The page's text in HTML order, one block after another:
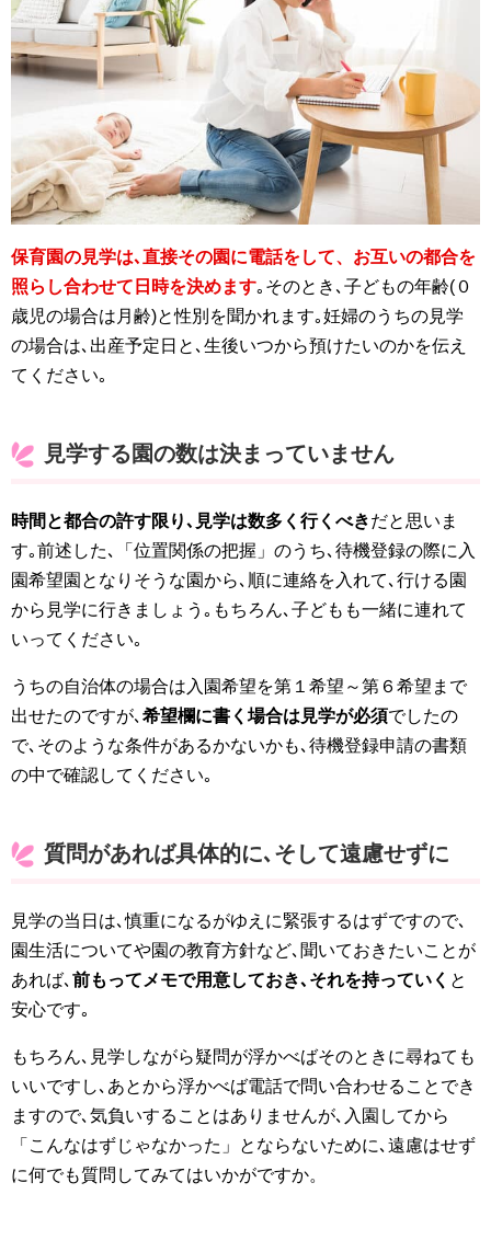
保育園の見学は､直接その園に電話をして、お互いの都合を
照らし合わせて日時を決めます｡そのとき､子どもの年齢(０
歳児の場合は月齢)と性別を聞かれます｡妊婦のうちの見学
の場合は､出産予定日と､生後いつから預けたいのかを伝え
てください｡
見学する園の数は決まっていません
時間と都合の許す限り､見学は数多く行くべきだと思いま
す｡前述した､「位置関係の把握」のうち､待機登録の際に入
園希望園となりそうな園から､順に連絡を入れて､行ける園
から見学に行きましょう｡もちろん､子どもも一緒に連れて
いってください｡
うちの自治体の場合は入園希望を第１希望～第６希望まで
出せたのですが､希望欄に書く場合は見学が必須でしたの
で､そのような条件があるかないかも､待機登録申請の書類
の中で確認してください｡
質問があれば具体的に､そして遠慮せずに
見学の当日は､慎重になるがゆえに緊張するはずですので､
園生活についてや園の教育方針など､聞いておきたいことが
あれば､前もってメモで用意しておき､それを持っていく と
安心です｡
もちろん､見学しながら疑問が浮かべばそのときに尋ねても
いいですし､あとから浮かべば電話で問い合わせることでき
ますので､気負いすることはありませんが､入園してから
「こんなはずじゃなかった」とならないために､遠慮はせず
に何でも質問してみてはいかがですか。